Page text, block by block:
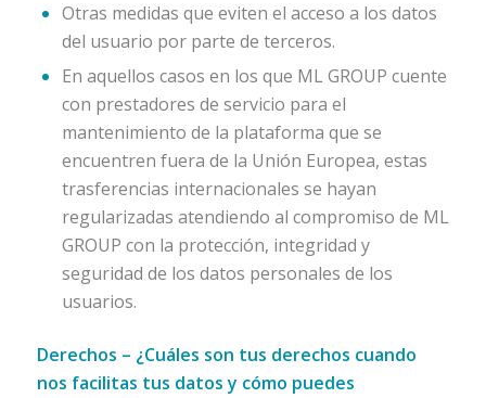
Otras medidas que eviten el acceso a los datos
del usuario por parte de terceros.
En aquellos casos en los que ML GROUP cuente
con prestadores de servicio para el
mantenimiento de la plataforma que se
encuentren fuera de la Unión Europea, estas
trasferencias internacionales se hayan
regularizadas atendiendo al compromiso de ML
GROUP con la protección, integridad y
seguridad de los datos personales de los
usuarios.
Derechos – ¿Cuáles son tus derechos cuando
nos facilitas tus datos y cómo puedes